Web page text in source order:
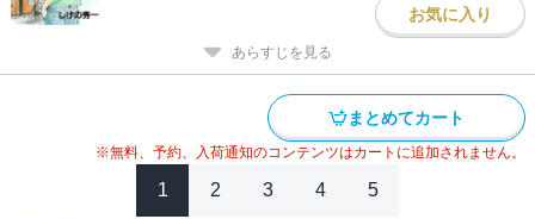
お気に入り
あらすじを見る
まとめてカート
※無料、予約、入荷通知のコンテンツはカートに追加されません。
1 2 3 4 5